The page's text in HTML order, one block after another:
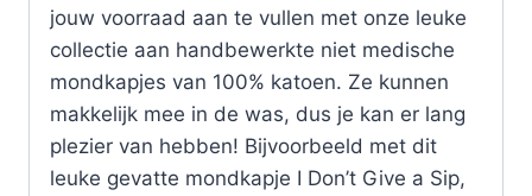
jouw voorraad aan te vullen met onze leuke
collectie aan handbewerkte niet medische
mondkapjes van 100% katoen. Ze kunnen
makkelijk mee in de was, dus je kan er lang
plezier van hebben! Bijvoorbeeld met dit
leuke gevatte mondkapje I Don’t Give a Sip,